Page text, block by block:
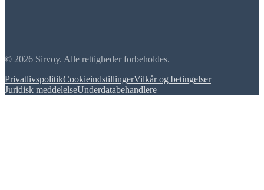
© 2026 Sirvoy. Alle rettigheder forbeholdes.
PrivatlivspolitikCookieindstillingerVilkår og betingelser
Juridisk meddelelseUnderdatabehandlere